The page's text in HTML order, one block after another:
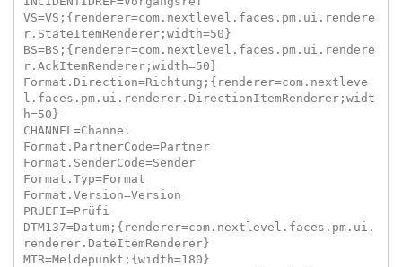
VS=VS;{renderer=com.nextlevel.faces.pm.ui.rendere
r.StateItemRenderer;width=50}
BS=BS;{renderer=com.nextlevel.faces.pm.ui.rendere
r.AckItemRenderer;width=50}
Format.Direction=Richtung;{renderer=com.nextleve
l.faces.pm.ui.renderer.DirectionItemRenderer;widt
h=50}
CHANNEL=Channel
Format.PartnerCode=Partner
Format.SenderCode=Sender
Format.Typ=Format
Format.Version=Version
PRUEFI=Prüfi
DTM137=Datum;{renderer=com.nextlevel.faces.pm.ui.
renderer.DateItemRenderer}
MTR=Meldepunkt;{width=180}